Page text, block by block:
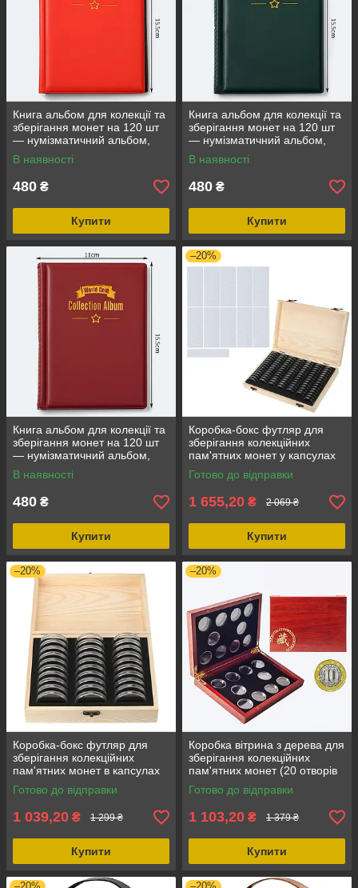
Книга альбом для колекції та
зберігання монет на 120 шт
— нумізматичний альбом,
подарунок колекціонеру
Червоний
В наявності
480 ₴
Купити
Книга альбом для колекції та
зберігання монет на 120 шт
— нумізматичний альбом,
подарунок колекціонеру
Темно-зелений
В наявності
480 ₴
Купити
Книга альбом для колекції та
зберігання монет на 120 шт
— нумізматичний альбом,
подарунок колекціонеру
Бордовий
В наявності
480 ₴
Купити
–20%
Коробка-бокс футляр для
зберігання колекційних
пам'ятних монет у капсулах
на 100 (капсули входять у
набір) для колекціонерів
Готово до відправки
1 655,20 ₴ 2 069 ₴
Купити
–20%
Коробка-бокс футляр для
зберігання колекційних
пам'ятних монет в капсулах
(капсули входять у набір) на
50 капсул
Готово до відправки
1 039,20 ₴ 1 299 ₴
Купити
–20%
Коробка вітрина з дерева для
зберігання колекційних
пам'ятних монет (20 отворів
27 мм) з капсулами для
захисту монет
Готово до відправки
1 103,20 ₴ 1 379 ₴
Купити